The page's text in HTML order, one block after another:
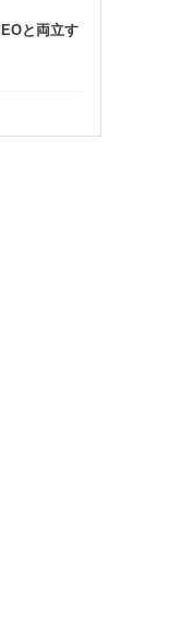
と両立す